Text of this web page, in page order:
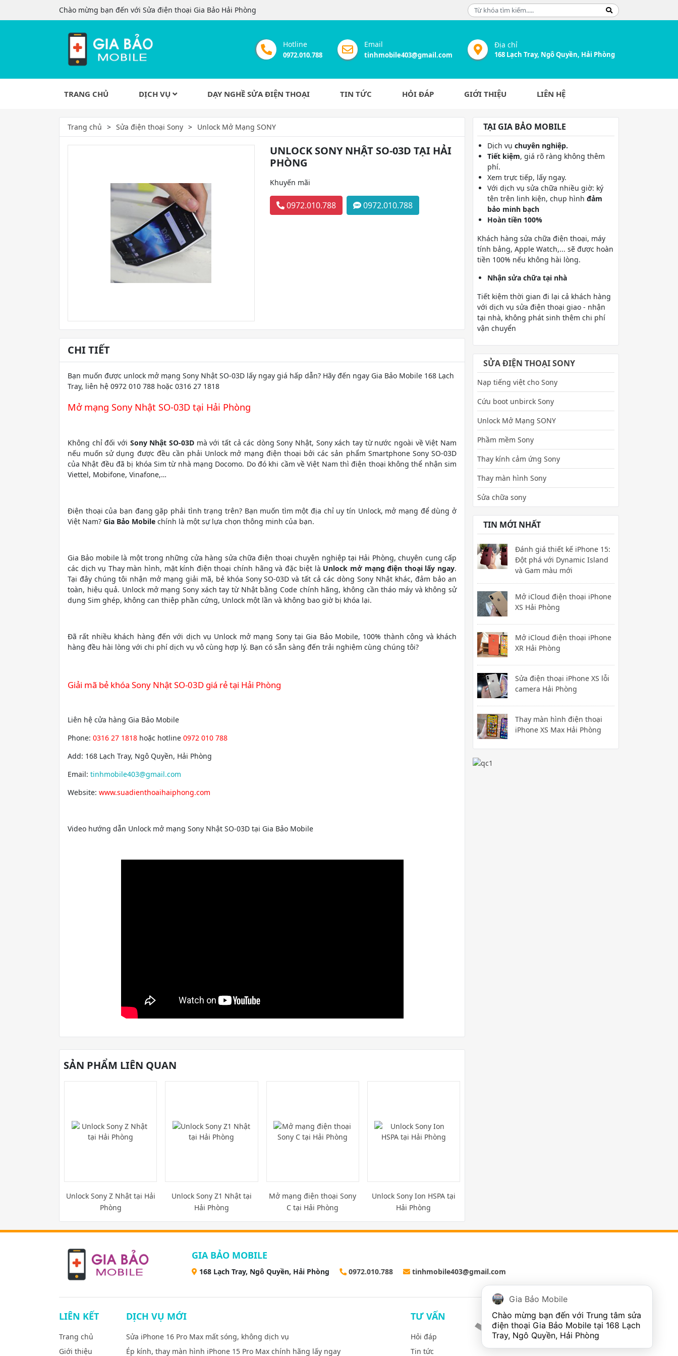
Chào mừng bạn đến với Sửa điện thoại Gia Bảo Hải Phòng
Hotline
0972.010.788
Email
tinhmobile403@gmail.com
Địa chỉ
168 Lạch Tray, Ngô Quyền, Hải Phòng
TRANG CHỦ DỊCH VỤ DẠY NGHỀ SỬA ĐIỆN THOẠI TIN TỨC HỎI ĐÁP GIỚI THIỆU LIÊN HỆ
Trang chủ Sửa điện thoại Sony Unlock Mở Mạng SONY
UNLOCK SONY NHẬT SO-03D TẠI HẢI
PHÒNG
Khuyến mãi
0972.010.788 0972.010.788
CHI TIẾT
Bạn muốn được unlock mở mạng Sony Nhật SO-03D lấy ngay giá hấp dẫn? Hãy đến ngay Gia Bảo Mobile 168 Lạch
Tray, liên hệ 0972 010 788 hoặc 0316 27 1818
Mở mạng Sony Nhật SO-03D tại Hải Phòng
Không chỉ đối với Sony Nhật SO-03Dmà với tất cả các dòng Sony Nhật, Sony xách tay từ nước ngoài về Việt Nam
nếu muốn sử dụng được đều cần phải Unlock mở mạng điện thoại bởi các sản phẩm Smartphone Sony SO-03D
của Nhật đều đã bị khóa Sim từ nhà mạng Docomo. Do đó khi cầm về Việt Nam thì điện thoại không thể nhận sim
Viettel, Mobifone, Vinafone,…
Điện thoại của bạn đang gặp phải tình trạng trên? Bạn muốn tìm một địa chỉ uy tín Unlock, mở mạng để dùng ở
Việt Nam? Gia Bảo Mobile chính là một sự lựa chọn thông minh của bạn.
Gia Bảo mobile là một trong những cửa hàng sửa chữa điện thoại chuyên nghiệp tại Hải Phòng, chuyên cung cấp
các dịch vụ Thay màn hình, mặt kính điện thoại chính hãng và đặc biệt là Unlock mở mạng điện thoại lấy ngay.
Tại đây chúng tôi nhận mở mạng giải mã, bẻ khóa Sony SO-03D và tất cả các dòng Sony Nhật khác, đảm bảo an
toàn, hiệu quả. Unlock mở mạng Sony xách tay từ Nhật bằng Code chính hãng, không cần tháo máy và không sử
dụng Sim ghép, không can thiệp phần cứng, Unlock một lần và không bao giờ bị khóa lại.
Đã rất nhiều khách hàng đến với dịch vụ Unlock mở mạng Sony tại Gia Bảo Mobile, 100% thành công và khách
hàng đều hài lòng với chi phí dịch vụ vô cùng hợp lý. Bạn có sẵn sàng đến trải nghiệm cùng chúng tôi?
Giải mã bẻ khóa Sony Nhật SO-03D giá rẻ tại Hải Phòng
Liên hệ cửa hàng Gia Bảo Mobile
Phone: 0316 27 1818 hoặc hotline 0972 010 788
Add: 168 Lạch Tray, Ngô Quyền, Hải Phòng
Email: tinhmobile403@gmail.com
Website: www.suadienthoaihaiphong.com
Video hướng dẫn Unlock mở mạng Sony Nhật SO-03D tại Gia Bảo Mobile
SẢN PHẨM LIÊN QUAN
Unlock Sony Z Nhật tại Hải
Phòng
Unlock Sony Z1 Nhật tại
Hải Phòng
Mở mạng điện thoại Sony
C tại Hải Phòng
Unlock Sony Ion HSPA tại
Hải Phòng
TẠI GIA BẢO MOBILE
Dịch vụ chuyên nghiệp.
Tiết kiệm, giá rõ ràng không thêm
phí.
Xem trực tiếp, lấy ngay.
Với dịch vụ sửa chữa nhiều giờ: ký
tên trên linh kiện, chụp hình đảm
bảo minh bạch
Hoàn tiền 100%
Khách hàng sửa chữa điện thoại, máy
tính bảng, Apple Watch,... sẽ được hoàn
tiền 100% nếu không hài lòng.
Nhận sửa chữa tại nhà
Tiết kiệm thời gian đi lại cả khách hàng
với dịch vụ sửa điện thoại giao - nhận
tại nhà, không phát sinh thêm chi phí
vận chuyển
SỬA ĐIỆN THOẠI SONY
Nạp tiếng việt cho Sony
Cứu boot unbirck Sony
Unlock Mở Mạng SONY
Phầm mềm Sony
Thay kính cảm ứng Sony
Thay màn hình Sony
Sửa chữa sony
TIN MỚI NHẤT
Đánh giá thiết kế iPhone 15:
Đột phá với Dynamic Island
và Gam màu mới
Mở iCloud điện thoại iPhone
XS Hải Phòng
Mở iCloud điện thoại iPhone
XR Hải Phòng
Sửa điện thoại iPhone XS lỗi
camera Hải Phòng
Thay màn hình điện thoại
iPhone XS Max Hải Phòng
GIA BẢO MOBILE
168 Lạch Tray, Ngô Quyền, Hải Phòng 0972.010.788 tinhmobile403@gmail.com
LIÊN KẾT
Trang chủ
Giới thiệu
DỊCH VỤ MỚI
Sửa iPhone 16 Pro Max mất sóng, không dịch vụ
Ép kính, thay màn hình iPhone 15 Pro Max chính hãng lấy ngay
TƯ VẤN
Hỏi đáp
Tin tức
Gia Bảo Mobile
Chào mừng bạn đến với Trung tâm sửa
điện thoại Gia Bảo Mobile tại 168 Lạch
Tray, Ngô Quyền, Hải Phòng